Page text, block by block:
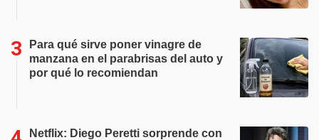
Para qué sirve poner vinagre de
manzana en el parabrisas del auto y
por qué lo recomiendan
Netflix: Diego Peretti sorprende con